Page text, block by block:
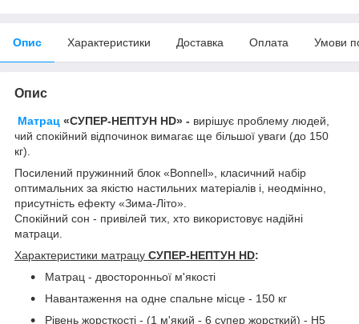
Опис Характеристики Доставка Оплата Умови
Опис
Матрац «СУПЕР-НЕПТУН HD» - вирішує проблему людей,
чий спокійний відпочинок вимагає ще більшої уваги (до 150
кг).
Посилений пружинний блок «Bonnell», класичний набір
оптимальних за якістю настильних матеріалів і, неодмінно,
присутність ефекту «Зима-Літо».
Спокійний сон - привілей тих, хто використовує надійні
матраци.
Характеристики матрацу СУПЕР-НЕПТУН HD:
Матрац - двосторонньої м'якості
Навантаження на одне спальне місце - 150 кг
Рiвень жорсткостi - (1 м'який - 6 супер жорсткий) - H5